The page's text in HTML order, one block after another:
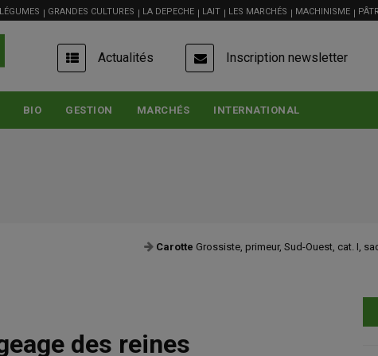
GRANDES CULTURES LA DEPECHE LAIT LES MARCHÉS MACHINISME
USER
ACCOUNT
MENU
Actualités Inscription newsletter
BIO GESTION MARCHÉS INTERNATIONAL
0,95 €/kg= Min de Nantes, le 07/08 , FranceAgriMer - RNM
des reines